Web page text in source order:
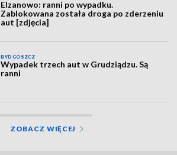
Elzanowo: ranni po wypadku.
Zablokowana została droga po zderzeniu
aut [zdjęcia]
BYDGOSZCZ
Wypadek trzech aut w Grudziądzu. Są
ranni
ZOBACZ WIĘCEJ